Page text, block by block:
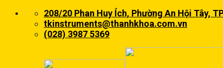
Skip
208/20 Phan Huy Ích, Phường An Hội Tây,
tkinstruments@thanhkhoa.com.vn
(028) 3987 5369